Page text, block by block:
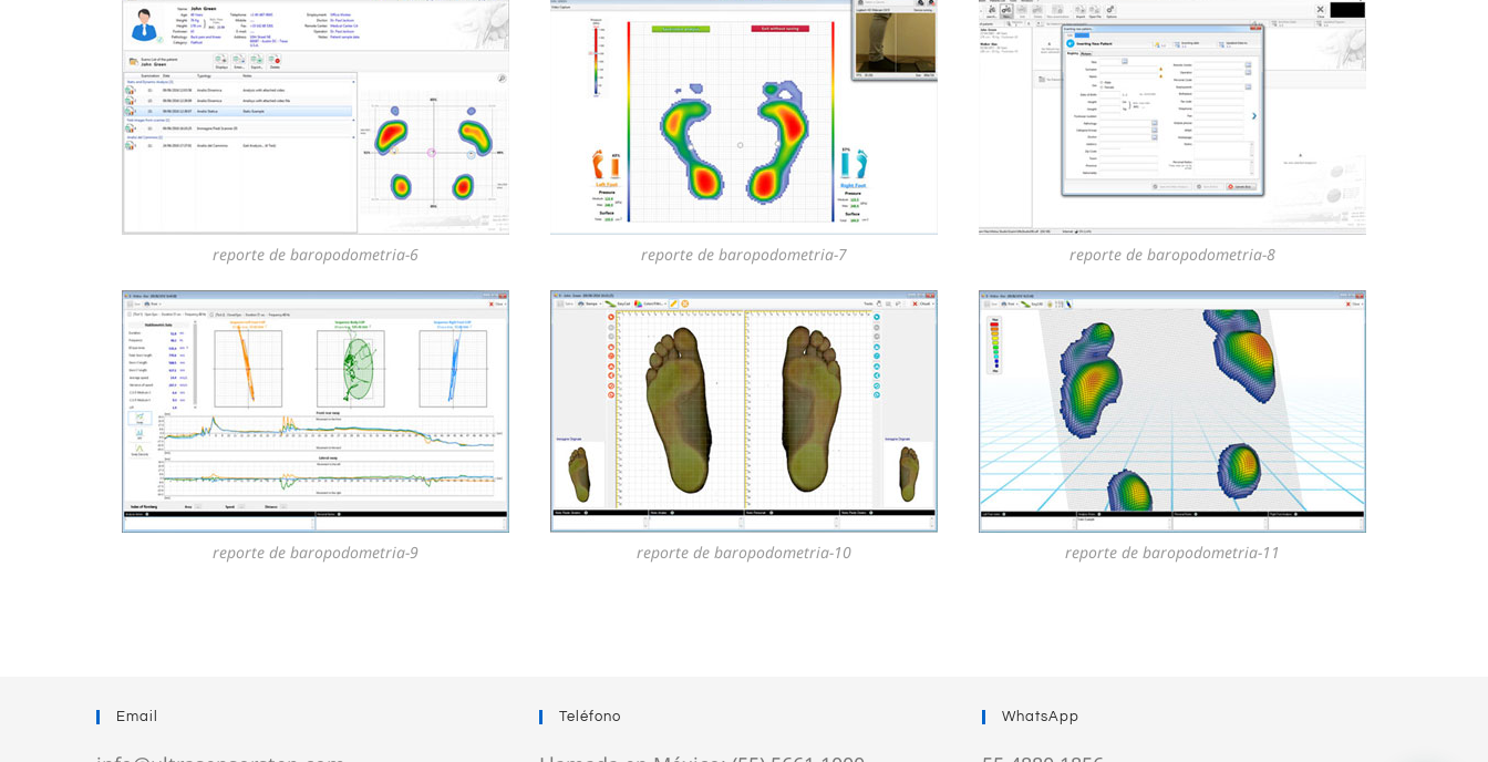
reporte de baropodometria-6 reporte de baropodometria-7 reporte de baropodometria-8
reporte de baropodometria-9 reporte de baropodometria-10 reporte de baropodometria-11
Email Teléfono WhatsApp